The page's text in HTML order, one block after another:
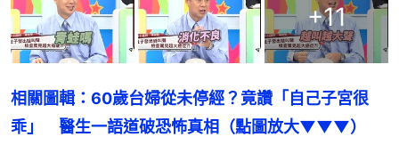
+11
相關圖輯：60歲台婦從未停經？竟讚「自己子宮很
乖」　醫生一語道破恐怖真相（點圖放大▼▼▼）